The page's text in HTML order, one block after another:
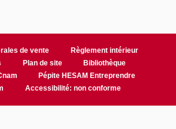
de vente
Règlement intérieur
Plan de site
Bibliothèque
Pépite HESAM Entreprendre
Accessibilité: non conforme